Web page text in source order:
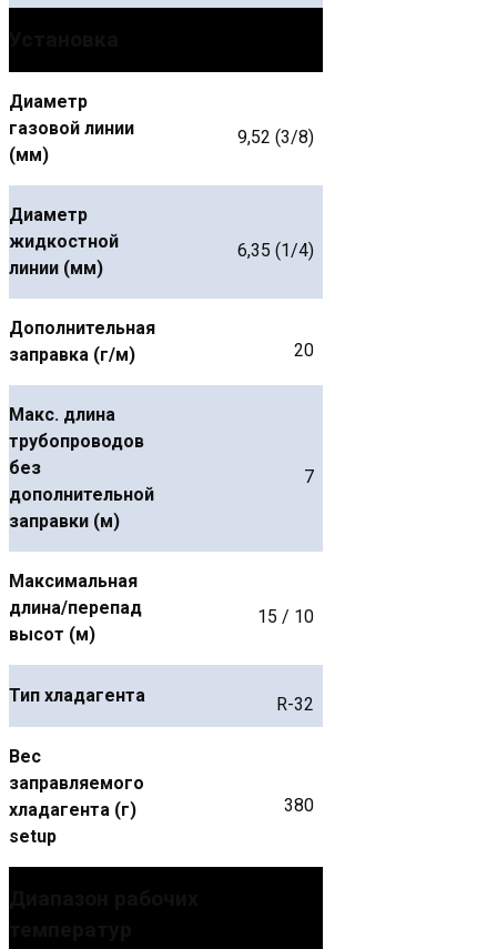
Диаметр
газовой линии
(мм)
9,52 (3/8)
Диаметр
жидкостной
линии (мм)
6,35 (1/4)
Дополнительная
заправка (г/м)
20
Макс. длина
трубопроводов
без
дополнительной
заправки (м)
7
Максимальная
длина/перепад
высот (м)
15 / 10
Тип хладагента R-32
Вес
заправляемого
хладагента (г)
setup
380